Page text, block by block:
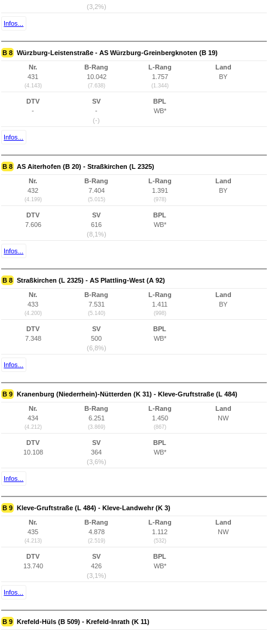
(3,2%)
Infos...
B 8 Würzburg-Leistenstraße - AS Würzburg-Greinbergknoten (B 19)
Nr.
431
(4.143)
B-Rang
10.042
(7.638)
L-Rang
1.757
(1.344)
Land
BY
DTV
-
SV
-
(-)
BPL
WB*
Infos...
B 8 AS Aiterhofen (B 20) - Straßkirchen (L 2325)
Nr.
432
(4.199)
B-Rang
7.404
(5.015)
L-Rang
1.391
(978)
Land
BY
DTV
7.606
SV
616
(8,1%)
BPL
WB*
Infos...
B 8 Straßkirchen (L 2325) - AS Plattling-West (A 92)
Nr.
433
(4.200)
B-Rang
7.531
(5.140)
L-Rang
1.411
(998)
Land
BY
DTV
7.348
SV
500
(6,8%)
BPL
WB*
Infos...
B 9 Kranenburg (Niederrhein)-Nütterden (K 31) - Kleve-Gruftstraße (L 484)
Nr.
434
(4.212)
B-Rang
6.251
(3.869)
L-Rang
1.450
(867)
Land
NW
DTV
10.108
SV
364
(3,6%)
BPL
WB*
Infos...
B 9 Kleve-Gruftstraße (L 484) - Kleve-Landwehr (K 3)
Nr.
435
(4.213)
B-Rang
4.878
(2.519)
L-Rang
1.112
(532)
Land
NW
DTV
13.740
SV
426
(3,1%)
BPL
WB*
Infos...
B 9 Krefeld-Hüls (B 509) - Krefeld-Inrath (K 11)